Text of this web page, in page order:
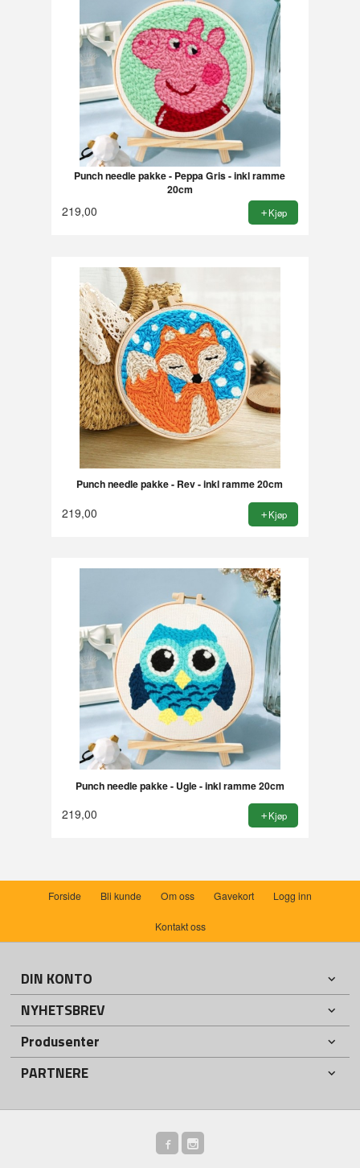
Punch needle pakke - Peppa Gris - inkl ramme
20cm
219,00 Kjøp
Punch needle pakke - Rev - inkl ramme 20cm
219,00 Kjøp
Punch needle pakke - Ugle - inkl ramme 20cm
219,00 Kjøp
Forside Bli kunde Om oss Gavekort Logg inn
Kontakt oss
DIN KONTO
NYHETSBREV
Produsenter
PARTNERE